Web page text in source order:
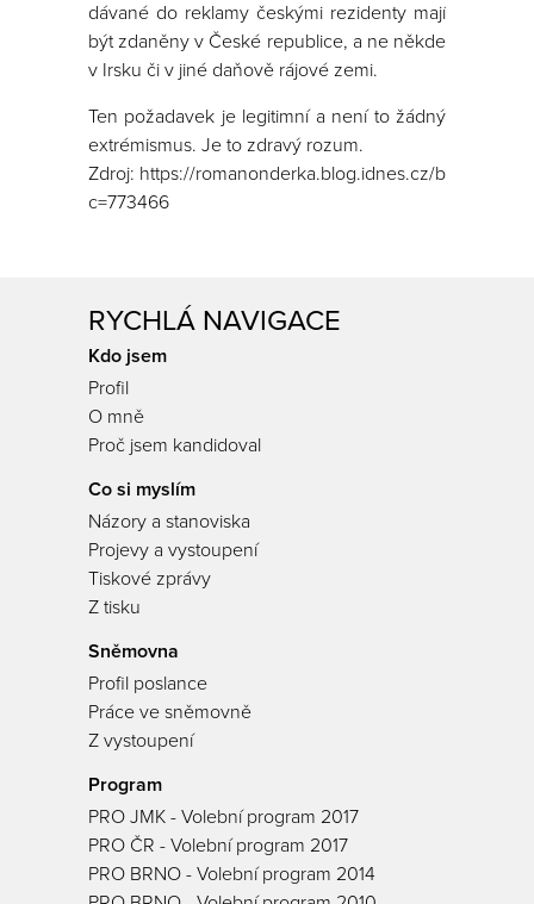
dávané do reklamy českými rezidenty mají
být zdaněny v České republice, a ne někde
v Irsku či v jiné daňově rájové zemi.
Ten požadavek je legitimní a není to žádný
extrémismus. Je to zdravý rozum.
Zdroj: https://romanonderka.blog.idnes.cz/blog.aspx?
c=773466
RYCHLÁ NAVIGACE
Kdo jsem
Profil
O mně
Proč jsem kandidoval
Co si myslím
Názory a stanoviska
Projevy a vystoupení
Tiskové zprávy
Z tisku
Sněmovna
Profil poslance
Práce ve sněmovně
Z vystoupení
Program
PRO JMK - Volební program 2017
PRO ČR - Volební program 2017
PRO BRNO - Volební program 2014